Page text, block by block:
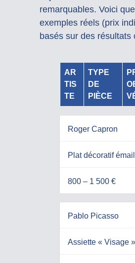
remarquables. Voici
exemples réels (prix
basés sur des résultats
AR
TIS
TE
TYPE
DE
PIÈCE
Roger Capron
Plat décoratif
800 – 1 500 €
Pablo Picasso
Assiette « Visage »